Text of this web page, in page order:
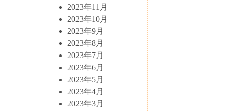
2023年11月
2023年10月
2023年9月
2023年8月
2023年7月
2023年6月
2023年5月
2023年4月
2023年3月